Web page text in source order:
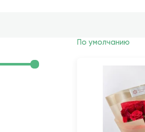
По умолчанию